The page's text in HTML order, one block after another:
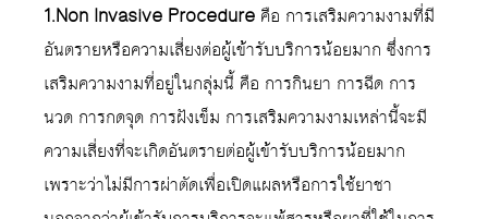
1.Non Invasive Procedure คือ การเสริมความงามที่มี
อันตรายหรือความเสี่ยงต่อผู้เข้ารับบริการน้อยมาก ซึ่งการ
เสริมความงามที่อยู่ในกลุ่มนี้ คือ การกินยา การฉีด การ
นวด การกดจุด การฝังเข็ม การเสริมความงามเหล่านี้จะมี
ความเสี่ยงที่จะเกิดอันตรายต่อผู้เข้ารับบริการน้อยมาก
เพราะว่าไม่มีการผ่าตัดเพื่อเปิดแผลหรือการใช้ยาชา